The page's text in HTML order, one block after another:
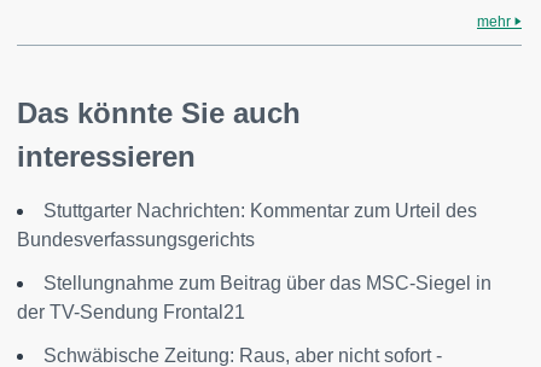
mehr
Das könnte Sie auch
interessieren
Stuttgarter Nachrichten: Kommentar zum Urteil des
Bundesverfassungsgerichts
Stellungnahme zum Beitrag über das MSC-Siegel in
der TV-Sendung Frontal21
Schwäbische Zeitung: Raus, aber nicht sofort -